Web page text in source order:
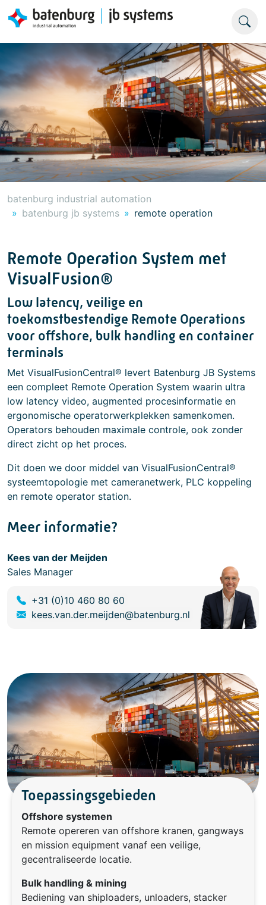
batenburg industrial automation
batenburg jb systems
remote operation
Remote Operation System met
VisualFusion®
Low latency, veilige en
toekomstbestendige Remote Operations
voor offshore, bulk handling en container
terminals
Met VisualFusionCentral® levert Batenburg JB Systems
een compleet Remote Operation System waarin ultra
low latency video, augmented procesinformatie en
ergonomische operatorwerkplekken samenkomen.
Operators behouden maximale controle, ook zonder
direct zicht op het proces.
Dit doen we door middel van VisualFusionCentral®
systeemtopologie met cameranetwerk, PLC koppeling
en remote operator station.
Meer informatie?
Kees van der Meijden
Sales Manager
+31 (0)10 460 80 60
kees.van.der.meijden@batenburg.nl
Toepassingsgebieden
Offshore systemen
Remote opereren van offshore kranen, gangways
en mission equipment vanaf een veilige,
gecentraliseerde locatie.
Bulk handling & mining
Bediening van shiploaders, unloaders, stacker